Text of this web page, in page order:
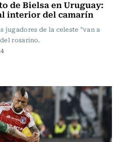
de Bielsa en Uruguay:
interior del camarín
jugadores de la celeste "van a
rosarino.